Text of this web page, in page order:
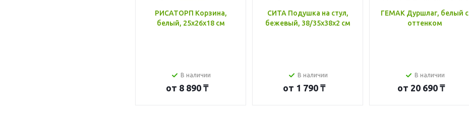
РИСАТОРП Корзина,
белый, 25x26x18 см
В наличии
от 8 890 ₸
СИТА Подушка на стул,
бежевый, 38/35x38x2 см
В наличии
от 1 790 ₸
ГЕМАК Дуршлаг, белый с
оттенком
В наличии
от 20 690 ₸